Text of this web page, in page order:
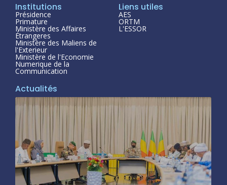
Institutions
Présidence
Primature
Ministère des Affaires
Étrangeres
Ministère des Maliens de
l'Exterieur
Ministère de l'Economie
Numerique de la
Communication
Liens utiles
AES
ORTM
L'ESSOR
Actualités